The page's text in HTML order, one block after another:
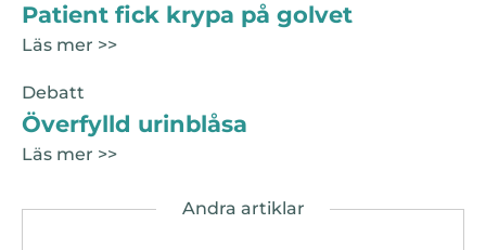
Patient fick krypa på golvet
Läs mer >>
Debatt
Överfylld urinblåsa
Läs mer >>